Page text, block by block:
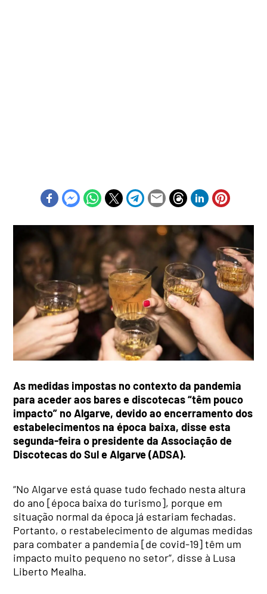
As medidas impostas no contexto da pandemia
para aceder aos bares e discotecas “têm pouco
impacto” no Algarve, devido ao encerramento dos
estabelecimentos na época baixa, disse esta
segunda-feira o presidente da Associação de
Discotecas do Sul e Algarve (ADSA).
“No Algarve está quase tudo fechado nesta altura
do ano [época baixa do turismo], porque em
situação normal da época já estariam fechadas.
Portanto, o restabelecimento de algumas medidas
para combater a pandemia [de covid-19] têm um
impacto muito pequeno no setor”, disse à Lusa
Liberto Mealha.